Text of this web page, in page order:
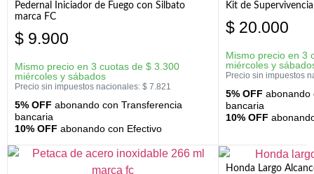
Pedernal Iniciador de Fuego con Silbato
marca FC
$ 9.900
Mismo precio en 3 cuotas de $ 3.300
miércoles y sábados
Precio sin impuestos nacionales: $ 7.821
5% OFF abonando con Transferencia
bancaria
10% OFF abonando con Efectivo
Kit de
$ 20.000
Mismo precio en 3
miércoles y
Precio sin impuestos
5% OFF abonando
bancaria
10% OFF
Honda Largo